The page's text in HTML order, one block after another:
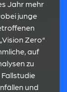
Jahr mehr
junge
Zero“
auf
zu
und